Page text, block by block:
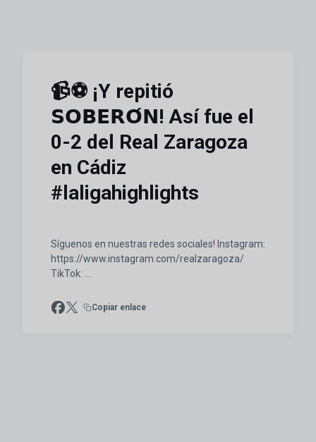
📹⚽ ¡Y repitió
𝗦𝗢𝗕𝗘𝗥𝗢́𝗡! Así fue el
0-2 del Real Zaragoza
en Cádiz
#laligahighlights
Síguenos en nuestras redes sociales! Instagram:
https://www.instagram.com/realzaragoza/
TikTok: ...
Copiar enlace